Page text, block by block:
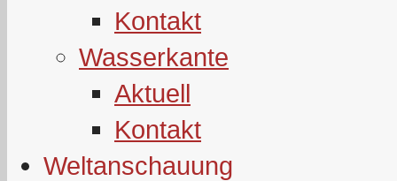
Kontakt
Wasserkante
Aktuell
Kontakt
Weltanschauung